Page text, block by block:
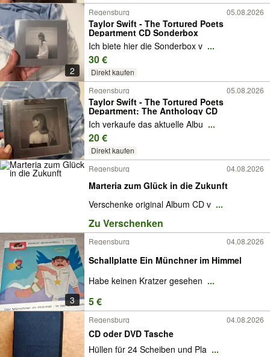
2
Regensburg 05.08.2026
Taylor Swift - The Tortured Poets
Department CD Sonderbox
Ich biete hier die Sonderbox v ...
30 €
Direkt kaufen
Regensburg
05.08.2026
Taylor Swift - The Tortured Poets
Department: The Anthology CD
Ich verkaufe das aktuelle Albu ...
20 €
Direkt kaufen
Regensburg
04.08.2026
Marteria zum Glück in die Zukunft
Verschenke original Album CD v ...
Zu Verschenken
3
Regensburg 04.08.2026
Schallplatte Ein Münchner im Himmel
Habe keinen Kratzer gesehen ...
5 €
Regensburg 04.08.2026
CD oder DVD Tasche
Hüllen für 24 Scheiben und Pla ...